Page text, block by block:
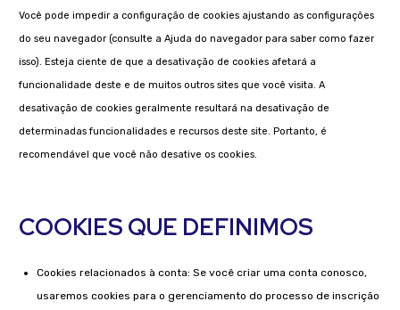
Você pode impedir a configuração de cookies ajustando as configurações
do seu navegador (consulte a Ajuda do navegador para saber como fazer
isso). Esteja ciente de que a desativação de cookies afetará a
funcionalidade deste e de muitos outros sites que você visita. A
desativação de cookies geralmente resultará na desativação de
determinadas funcionalidades e recursos deste site. Portanto, é
recomendável que você não desative os cookies.
COOKIES QUE DEFINIMOS
Cookies relacionados à conta: Se você criar uma conta conosco,
usaremos cookies para o gerenciamento do processo de inscrição